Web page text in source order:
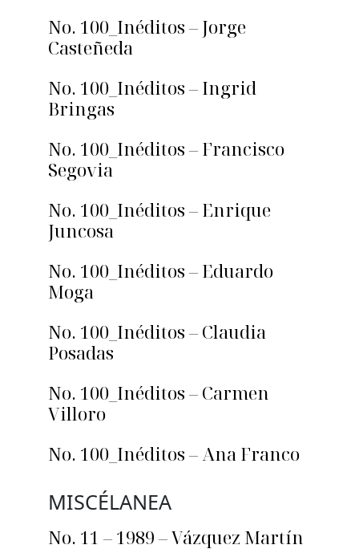
No. 100_Inéditos – Jorge
Casteñeda
No. 100_Inéditos – Ingrid
Bringas
No. 100_Inéditos – Francisco
Segovia
No. 100_Inéditos – Enrique
Juncosa
No. 100_Inéditos – Eduardo
Moga
No. 100_Inéditos – Claudia
Posadas
No. 100_Inéditos – Carmen
Villoro
No. 100_Inéditos – Ana Franco
MISCÉLANEA
No. 11 – 1989 – Vázquez Martín